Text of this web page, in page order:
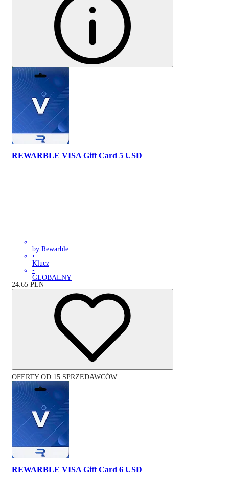
REWARBLE VISA Gift Card 5 USD
by Rewarble
•
Klucz
•
GLOBALNY
24.65 PLN
OFERTY OD 15 SPRZEDAWCÓW
REWARBLE VISA Gift Card 6 USD